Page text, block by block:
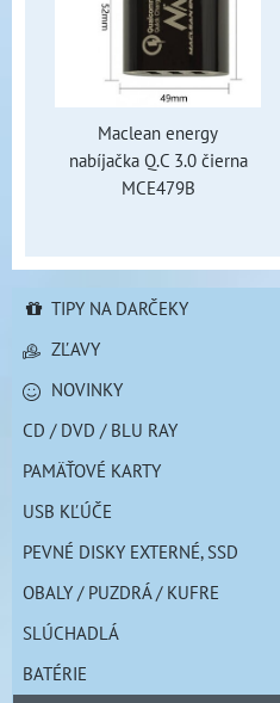
Maclean energy
nabíjačka Q.C 3.0 čierna
MCE479B
TIPY NA DARČEKY
ZĽAVY
NOVINKY
CD / DVD / BLU RAY
PAMÄŤOVÉ KARTY
USB KĽÚČE
PEVNÉ DISKY EXTERNÉ, SSD
OBALY / PUZDRÁ / KUFRE
SLÚCHADLÁ
BATÉRIE